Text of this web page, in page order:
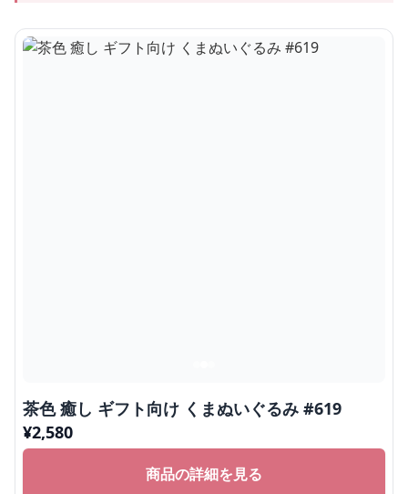
茶色 癒し ギフト向け くまぬいぐるみ #619
¥2,580
商品の詳細を見る